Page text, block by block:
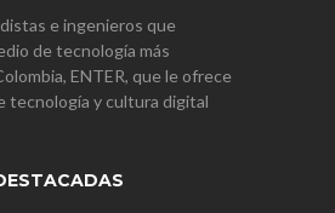
e ingenieros que
de tecnología más
ENTER, que le ofrece
tecnología y cultura digital